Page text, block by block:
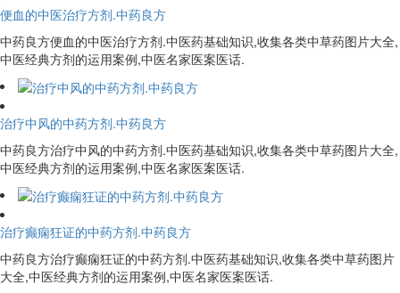
便血的中医治疗方剂.中药良方
中药良方便血的中医治疗方剂.中医药基础知识,收集各类中草药图片大全,
中医经典方剂的运用案例,中医名家医案医话.
治疗中风的中药方剂.中药良方
中药良方治疗中风的中药方剂.中医药基础知识,收集各类中草药图片大全,
中医经典方剂的运用案例,中医名家医案医话.
治疗癫痫狂证的中药方剂.中药良方
中药良方治疗癫痫狂证的中药方剂.中医药基础知识,收集各类中草药图片
大全,中医经典方剂的运用案例,中医名家医案医话.